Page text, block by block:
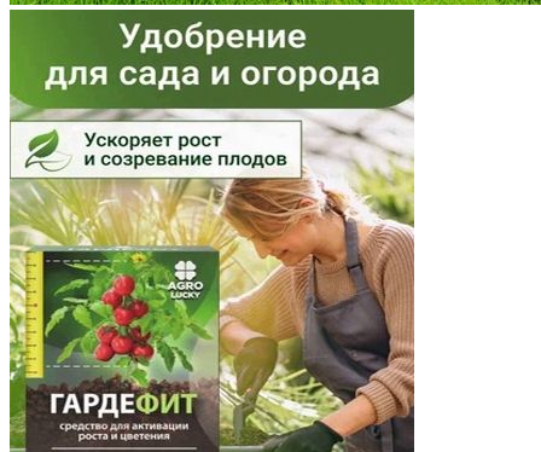
Новгородская область
Новосибирская область
Омская область
Оренбургская область
Орловская область
Пензенская область
Пермский край
Приморский край
Псковская область